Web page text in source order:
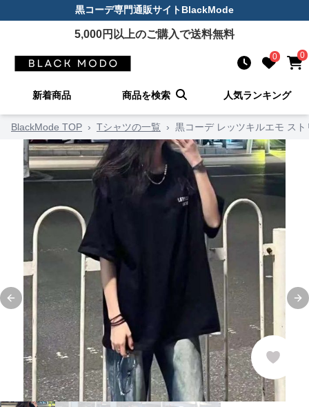
黒コーデ専門通販サイトBlackMode
5,000円以上のご購入で送料無料
0 0
新着商品 商品を検索 人気ランキング
BlackMode TOP › Tシャツの一覧 › 黒コーデ レッツキルエモ ス
Previous slide